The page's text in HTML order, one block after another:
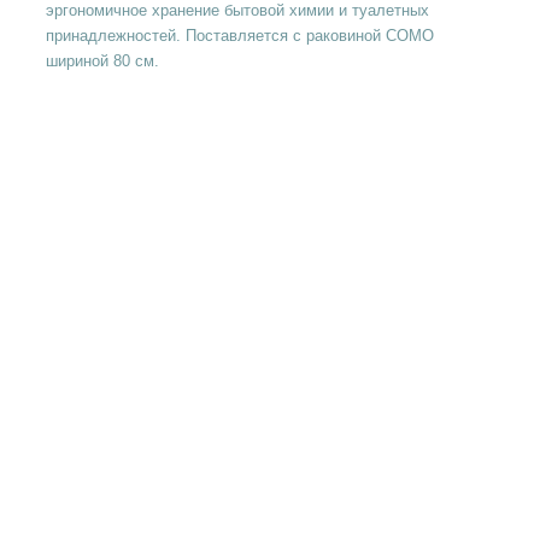
эргономичное хранение бытовой химии и туалетных
принадлежностей. Поставляется с раковиной СОМО
шириной 80 см.